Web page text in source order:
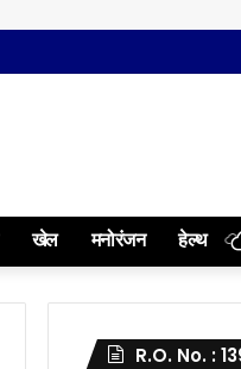
खेल मनोरंजन हेल्थ
R.O. No. :